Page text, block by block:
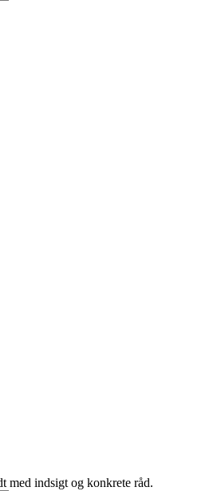
med indsigt og konkrete råd.